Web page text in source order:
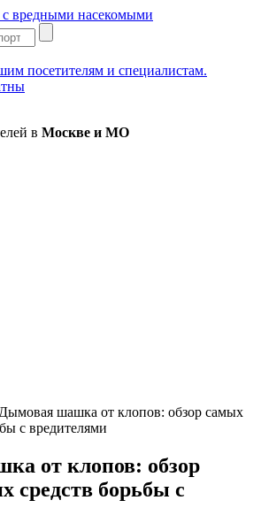
с вредными насекомыми
посетителям и специалистам.
в Москве и МО
Дымовая шашка от клопов: обзор самых
с вредителями
от клопов: обзор
средств борьбы с